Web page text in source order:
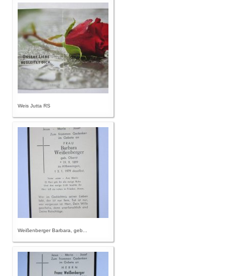
Weis Jutta RS
Weißenberger Barbara, geb...